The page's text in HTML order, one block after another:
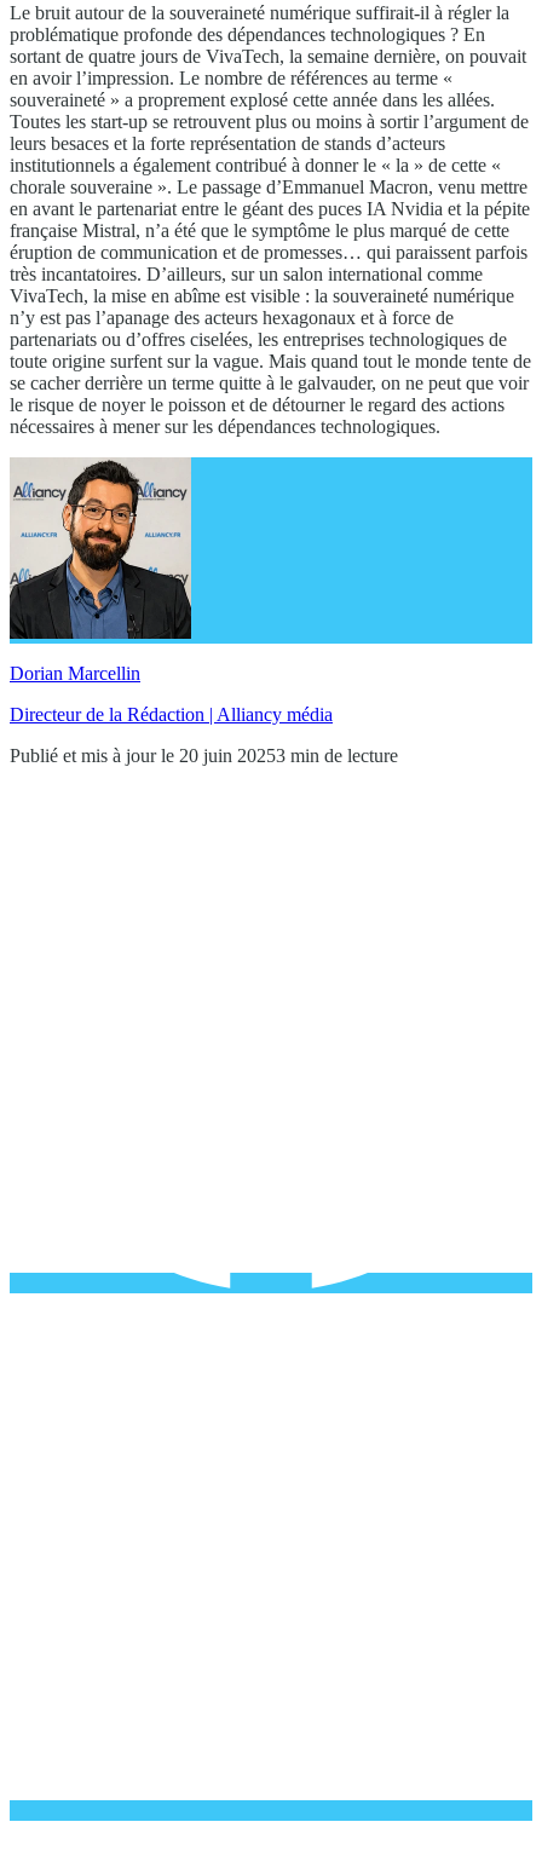
Le bruit autour de la souveraineté numérique suffirait-il à régler la
problématique profonde des dépendances technologiques ? En
sortant de quatre jours de VivaTech, la semaine dernière, on pouvait
en avoir l’impression. Le nombre de références au terme «
souveraineté » a proprement explosé cette année dans les allées.
Toutes les start-up se retrouvent plus ou moins à sortir l’argument de
leurs besaces et la forte représentation de stands d’acteurs
institutionnels a également contribué à donner le « la » de cette «
chorale souveraine ». Le passage d’Emmanuel Macron, venu mettre
en avant le partenariat entre le géant des puces IA Nvidia et la pépite
française Mistral, n’a été que le symptôme le plus marqué de cette
éruption de communication et de promesses… qui paraissent parfois
très incantatoires. D’ailleurs, sur un salon international comme
VivaTech, la mise en abîme est visible : la souveraineté numérique
n’y est pas l’apanage des acteurs hexagonaux et à force de
partenariats ou d’offres ciselées, les entreprises technologiques de
toute origine surfent sur la vague. Mais quand tout le monde tente de
se cacher derrière un terme quitte à le galvauder, on ne peut que voir
le risque de noyer le poisson et de détourner le regard des actions
nécessaires à mener sur les dépendances technologiques.
Dorian Marcellin
Directeur de la Rédaction | Alliancy média
Publié et mis à jour le 20 juin 20253 min de lecture